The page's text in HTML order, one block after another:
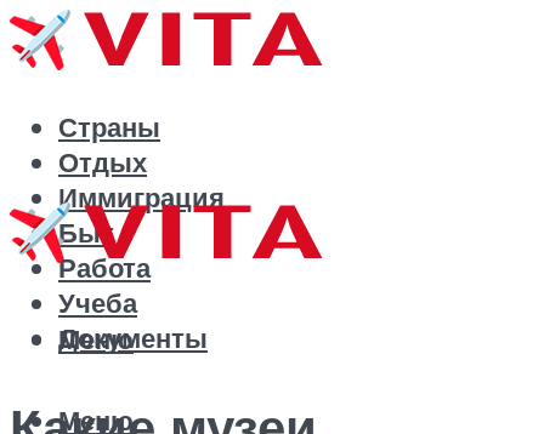
Страны
Отдых
Иммиграция
Быт
Работа
Учеба
Документы
Меню
Меню